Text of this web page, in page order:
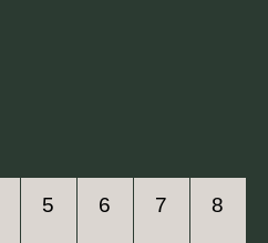
5 6 7 8